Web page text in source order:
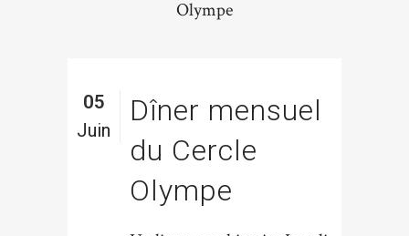
Olympe
05
Juin
Dîner mensuel
du Cercle
Olympe